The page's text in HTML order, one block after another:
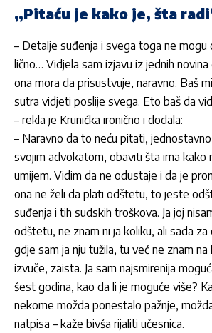
„Pitaću je kako je, šta
– Detalje suđenja i svega toga ne mogu
lično… Vidjela sam izjavu iz jednih
ona mora da prisustvuje, naravno. Baš
sutra vidjeti poslije svega. Eto baš da
– rekla je Krunićka ironično i dodala:
– Naravno da to neću pitati,
svojim advokatom, obaviti šta ima kako
umijem. Vidim da ne odustaje i da je
ona ne želi da plati odštetu, to jeste
suđenja i tih sudskih troškova. Ja joj
odštetu, ne znam ni ja koliku, ali sada za
gdje sam ja nju tužila, tu već ne znam na
izvuče, zaista. Ja sam najsmirenija
šest godina, kao da li je moguće više?
nekome možda ponestalo pažnje,
natpisa – kaže bivša rijaliti učesnica.